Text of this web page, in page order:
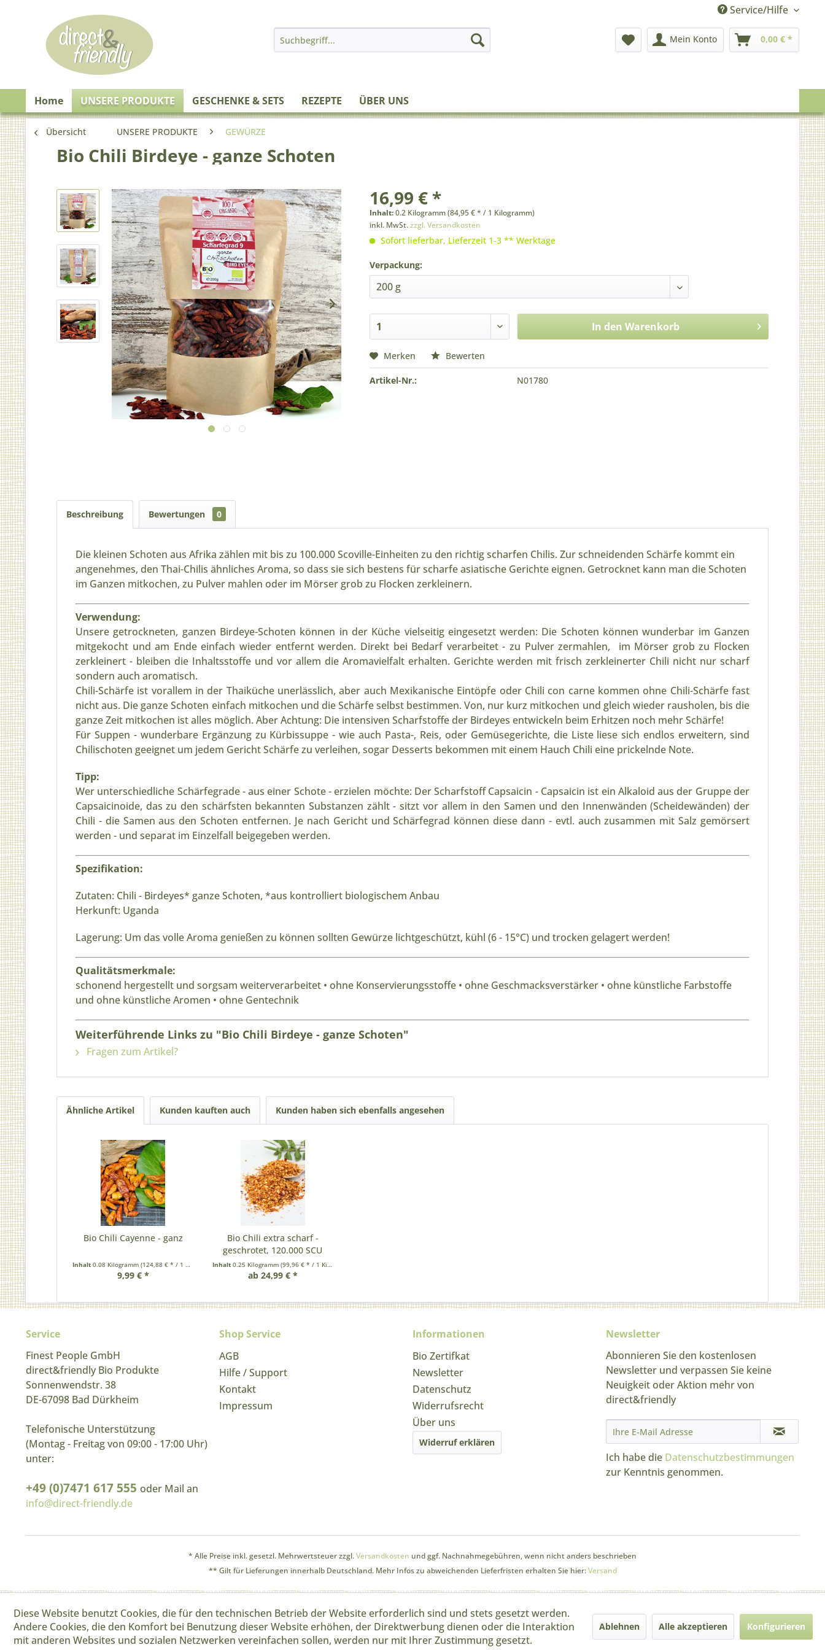
Service/Hilfe
Mein Konto 0,00 € *
Home UNSERE PRODUKTE GESCHENKE & SETS REZEPTE ÜBER UNS
Übersicht UNSERE PRODUKTE GEWÜRZE
Bio Chili Birdeye - ganze Schoten
16,99 € *
Inhalt:0.2 Kilogramm (84,95 € * / 1 Kilogramm)
inkl. MwSt.zzgl. Versandkosten
Sofort lieferbar, Lieferzeit 1-3 ** Werktage
Verpackung:
In den Warenkorb
Merken Bewerten
Artikel-Nr.: N01780
Beschreibung Bewertungen 0
Die kleinen Schoten aus Afrika zählen mit bis zu 100.000 Scoville-Einheiten zu den richtig scharfen Chilis. Zur schneidenden Schärfe kommt ein
angenehmes, den Thai-Chilis ähnliches Aroma, so dass sie sich bestens für scharfe asiatische Gerichte eignen. Getrocknet kann man die Schoten
im Ganzen mitkochen, zu Pulver mahlen oder im Mörser grob zu Flocken zerkleinern.
Verwendung:
Unsere getrockneten, ganzen Birdeye-Schoten können in der Küche vielseitig eingesetzt werden: Die Schoten können wunderbar im Ganzen
mitgekocht und am Ende einfach wieder entfernt werden. Direkt bei Bedarf verarbeitet - zu Pulver zermahlen, im Mörser grob zu Flocken
zerkleinert - bleiben die Inhaltsstoffe und vor allem die Aromavielfalt erhalten. Gerichte werden mit frisch zerkleinerter Chili nicht nur scharf
sondern auch aromatisch.
Chili-Schärfe ist vorallem in der Thaiküche unerlässlich, aber auch Mexikanische Eintöpfe oder Chili con carne kommen ohne Chili-Schärfe fast
nicht aus. Die ganze Schoten einfach mitkochen und die Schärfe selbst bestimmen. Von, nur kurz mitkochen und gleich wieder rausholen, bis die
ganze Zeit mitkochen ist alles möglich. AberAchtung: Die intensiven Scharfstoffe der Birdeyes entwickeln beim Erhitzen noch mehr Schärfe!
Für Suppen - wunderbare Ergänzung zu Kürbissuppe - wie auch Pasta-, Reis, oder Gemüsegerichte, die Liste liese sich endlos erweitern, sind
Chilischoten geeignet um jedem Gericht Schärfe zu verleihen, sogar Desserts bekommen mit einem Hauch Chili eine prickelnde Note.
Tipp:
Wer unterschiedliche Schärfegrade - aus einer Schote - erzielen möchte: Der Scharfstoff Capsaicin - Capsaicin ist ein Alkaloid aus der Gruppe der
Capsaicinoide, das zu den schärfsten bekannten Substanzen zählt - sitzt vor allem in den Samen und den Innenwänden (Scheidewänden) der
Chili - die Samen aus den Schoten entfernen. Je nach Gericht und Schärfegrad können diese dann - evtl. auch zusammen mit Salz gemörsert
werden - und separat im Einzelfall beigegeben werden.
Spezifikation:
Zutaten: Chili - Birdeyes* ganze Schoten, *aus kontrolliert biologischem Anbau
Herkunft: Uganda
Lagerung: Um das volle Aroma genießen zu können sollten Gewürze lichtgeschützt, kühl (6 - 15°C) und trocken gelagert werden!
Qualitätsmerkmale:
schonend hergestellt und sorgsam weiterverarbeitet • ohne Konservierungsstoffe • ohne Geschmacksverstärker • ohne künstliche Farbstoffe
und ohne künstliche Aromen • ohne Gentechnik
Weiterführende Links zu "Bio Chili Birdeye - ganze Schoten"
Fragen zum Artikel?
Ähnliche Artikel Kunden kauften auch Kunden haben sich ebenfalls angesehen
Bio Chili Cayenne - ganz
Inhalt 0.08 Kilogramm (124,88 € * / 1 Kilogramm)
9,99 € *
Bio Chili extra scharf -
geschrotet, 120.000 SCU
Inhalt 0.25 Kilogramm (99,96 € * / 1 Kilogramm)
ab 24,99 € *
Service
Finest People GmbH
direct&friendly Bio Produkte
Sonnenwendstr. 38
DE-67098 Bad Dürkheim
Telefonische Unterstützung
(Montag - Freitag von 09:00 - 17:00 Uhr)
unter:
+49 (0)7471 617 555 oder Mail an
info@direct-friendly.de
Shop Service
AGB
Hilfe / Support
Kontakt
Impressum
Informationen
Bio Zertifkat
Newsletter
Datenschutz
Widerrufsrecht
Über uns
Widerruf erklären
Newsletter
Abonnieren Sie den kostenlosen
Newsletter und verpassen Sie keine
Neuigkeit oder Aktion mehr von
direct&friendly
Ich habe die Datenschutzbestimmungen
zur Kenntnis genommen.
* Alle Preise inkl. gesetzl. Mehrwertsteuer zzgl.Versandkosten und ggf. Nachnahmegebühren, wenn nicht anders beschrieben
** Gilt für Lieferungen innerhalb Deutschland. Mehr Infos zu abweichenden Lieferfristen erhalten Sie hier:Versand
Diese Website benutzt Cookies, die für den technischen Betrieb der Website erforderlich sind und stets gesetzt werden.
Andere Cookies, die den Komfort bei Benutzung dieser Website erhöhen, der Direktwerbung dienen oder die Interaktion
mit anderen Websites und sozialen Netzwerken vereinfachen sollen, werden nur mit Ihrer Zustimmung gesetzt.
Ablehnen Alle akzeptieren Konfigurieren